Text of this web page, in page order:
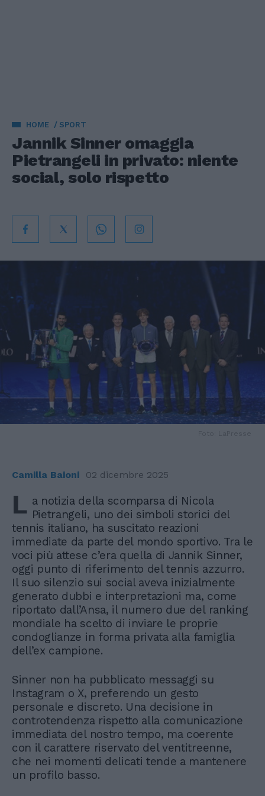
HOME SPORT
Jannik Sinner omaggia
Pietrangeli in privato: niente
social, solo rispetto
Camilla Baioni 02 dicembre 2025
L a notizia della scomparsa di Nicola
Pietrangeli, uno dei simboli storici del
tennis italiano, ha suscitato reazioni
immediate da parte del mondo sportivo. Tra le
voci più attese c’era quella di Jannik Sinner,
oggi punto di riferimento del tennis azzurro.
Il suo silenzio sui social aveva inizialmente
generato dubbi e interpretazioni ma, come
riportato dall’Ansa, il numero due del ranking
mondiale ha scelto di inviare le proprie
condoglianze in forma privata alla famiglia
dell’ex campione.
Sinner non ha pubblicato messaggi su
Instagram o X, preferendo un gesto
personale e discreto. Una decisione in
controtendenza rispetto alla comunicazione
immediata del nostro tempo, ma coerente
con il carattere riservato del ventitreenne,
che nei momenti delicati tende a mantenere
un profilo basso.